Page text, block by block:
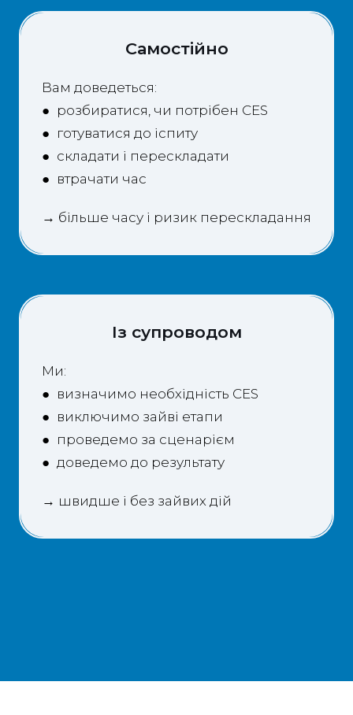
Самостійно
Вам доведеться:
● розбиратися, чи потрібен CES
● готуватися до іспиту
● складати і перескладати
● втрачати час
→ більше часу і ризик перескладання
Із супроводом
Ми:
● визначимо необхідність CES
● виключимо зайві етапи
● проведемо за сценарієм
● доведемо до результату
→ швидше і без зайвих дій